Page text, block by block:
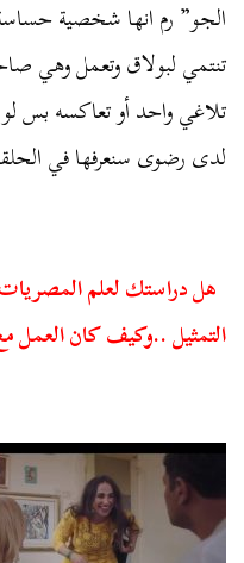
الجو” رم انها شخصية
تنتمي لبولاق وتعمل وهي
تلاغي واحد أو تعاكسه بس لو
لدى رضوى سنعرفها في
هل دراستك لعلم
التمثيل ..وكيف كان العمل